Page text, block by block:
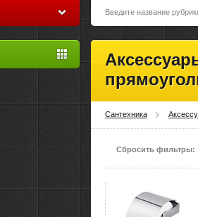
Сантехника
Сбросить фильтры: